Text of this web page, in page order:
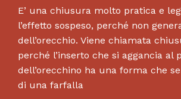
E’ una chiusura molto pratica e
l’effetto sospeso, perché non
dell’orecchio. Viene chiamata
perché l’inserto che si aggancia al
dell’orecchino ha una forma che
di una farfalla